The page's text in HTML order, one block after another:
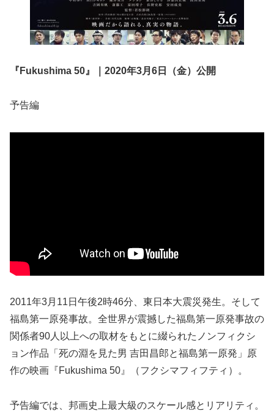
『Fukushima 50』｜2020年3月6日（金）公開
予告編
2011年3月11日午後2時46分、東日本大震災発生。そして
福島第一原発事故。全世界が震撼した福島第一原発事故の
関係者90人以上への取材をもとに綴られたノンフィクシ
ョン作品「死の淵を見た男 吉田昌郎と福島第一原発」原
作の映画『Fukushima 50』（フクシマフィフティ）。
予告編では、邦画史上最大級のスケール感とリアリティ。